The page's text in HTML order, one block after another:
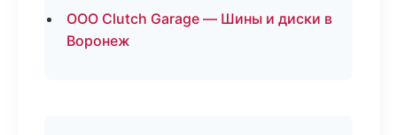
ООО Clutch Garage — Шины и диски в
Воронеж